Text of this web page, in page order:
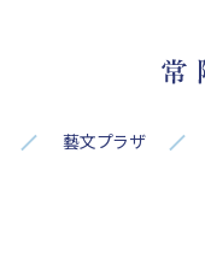
藝文プラザ